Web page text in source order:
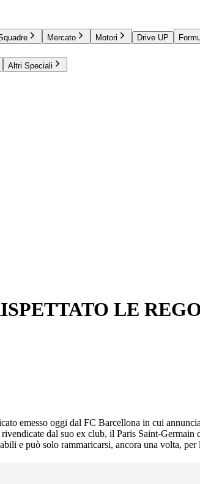
Mercato Motori Drive UP
Altri Speciali
LE
emesso oggi dal FC Barcellona in cui
dal suo ex club, il Paris Saint-
e può solo rammaricarsi, ancora una volta,